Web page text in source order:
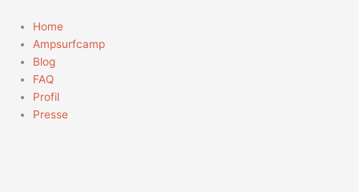
Inhalt
springen
Home
Ampsurfcamp
Blog
FAQ
Profil
Presse
nach: